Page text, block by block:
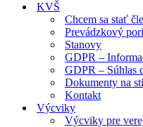
KVŠ
Chcem sa stať
Prevádzkový
Stanovy
GDPR –
GDPR – Súhlas
Dokumenty na
Kontakt
Výcviky
Výcviky pre